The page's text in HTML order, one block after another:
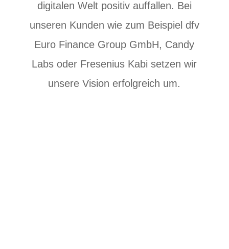
digitalen Welt positiv auffallen. Bei
unseren Kunden wie zum Beispiel dfv
Euro Finance Group GmbH, Candy
Labs oder Fresenius Kabi setzen wir
unsere Vision erfolgreich um.